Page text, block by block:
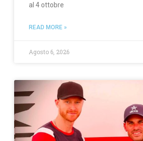
al 4 ottobre
READ MORE »
Agosto 6, 2026